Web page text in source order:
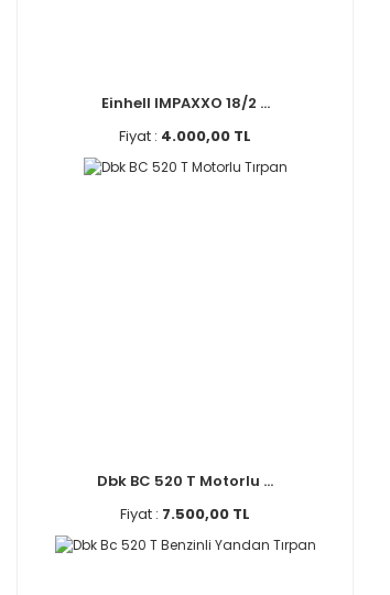
Einhell IMPAXXO 18/2 ...
Fiyat : 4.000,00 TL
Dbk BC 520 T Motorlu ...
Fiyat : 7.500,00 TL